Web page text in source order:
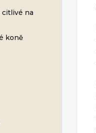
citlivé na
koně